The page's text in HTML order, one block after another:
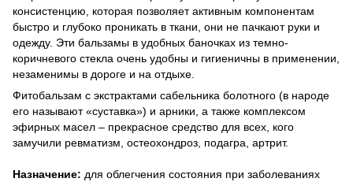
консистенцию, которая позволяет активным компонентам
быстро и глубоко проникать в ткани, они не пачкают руки и
одежду. Эти бальзамы в удобных баночках из темно-
коричневого стекла очень удобны и гигиеничны в применении,
незаменимы в дороге и на отдыхе.
Фитобальзам с экстрактами сабельника болотного (в народе
его называют «суставка») и арники, а также комплексом
эфирных масел – прекрасное средство для всех, кого
замучили ревматизм, остеохондроз, подагра, артрит.
Назначение: для облегчения состояния при заболеваниях